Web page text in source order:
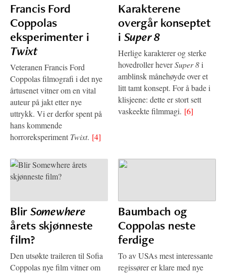
Francis Ford
Coppolas
eksperimenter i
Twixt
Veteranen Francis Ford
Coppolas filmografi i det nye
årtusenet vitner om en vital
auteur på jakt etter nye
uttrykk. Vi er derfor spent på
hans kommende
horroreksperiment Twixt. [4]
Karakterene
overgår konseptet
i Super 8
Herlige karakterer og sterke
hovedroller heverSuper 8i
amblinsk månehøyde over et
litt tamt konsept. For å bade i
klisjeene: dette er stort sett
vaskeekte filmmagi. [6]
BlirSomewhere
årets skjønneste
film?
Den utsøkte traileren til Sofia
Coppolas nye film vitner om
Baumbach og
Coppolas neste
ferdige
To av USAs mest interessante
regissører er klare med nye